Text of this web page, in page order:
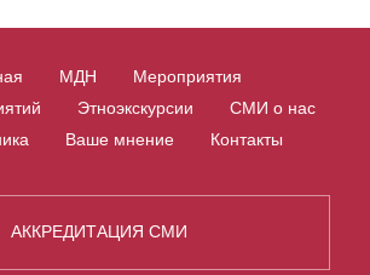
МДН
Мероприятия
Этноэкскурсии
СМИ о нас
Ваше мнение Контакты
АККРЕДИТАЦИЯ СМИ